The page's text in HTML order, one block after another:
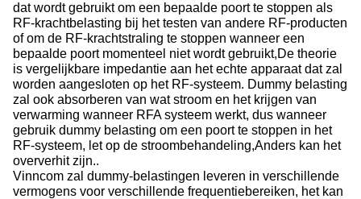
dat wordt gebruikt om een bepaalde poort te stoppen als
RF-krachtbelasting bij het testen van andere RF-producten
of om de RF-krachtstraling te stoppen wanneer een
bepaalde poort momenteel niet wordt gebruikt,De theorie
is vergelijkbare impedantie aan het echte apparaat dat zal
worden aangesloten op het RF-systeem. Dummy belasting
zal ook absorberen van wat stroom en het krijgen van
verwarming wanneer RFA systeem werkt, dus wanneer
gebruik dummy belasting om een poort te stoppen in het
RF-systeem, let op de stroombehandeling,Anders kan het
oververhit zijn..
Vinncom zal dummy-belastingen leveren in verschillende
vermogens voor verschillende frequentiebereiken, het kan